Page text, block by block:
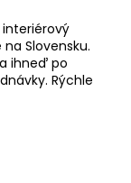
interiérový
Slovensku.
ihneď po
Rýchle